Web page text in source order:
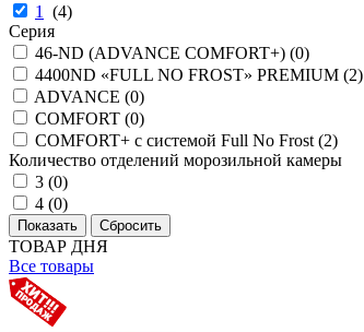
1
(4)
Серия
46-ND (ADVANCE COMFORT+) (0)
4400ND «FULL NO FROST» PREMIUM (2)
ADVANCE (0)
COMFORT (0)
COMFORT+ с системой Full No Frost (2)
Количество отделений морозильной камеры
3 (0)
4 (0)
ТОВАР ДНЯ
Все товары